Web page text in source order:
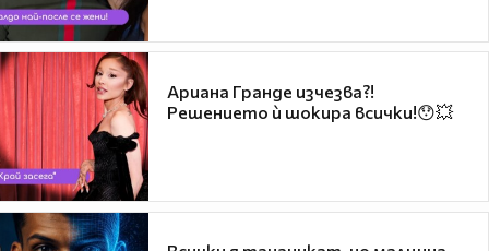
Ариана Гранде изчезва?!
Решението ѝ шокира всички!😯💥